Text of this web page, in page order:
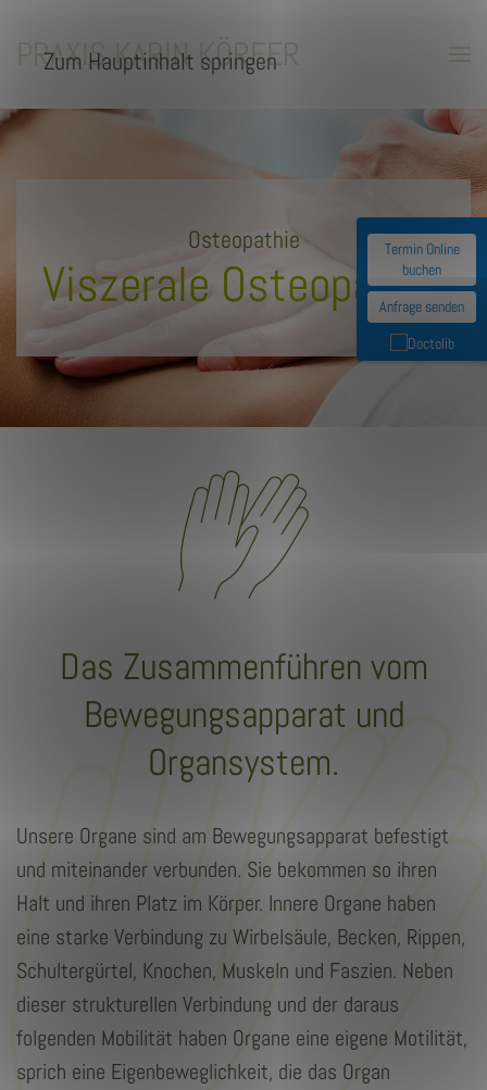
Zum Hauptinhalt springen
PRAXIS KARIN KÖRFER
Osteopathie
Viszerale Osteopathie
Das Zusammenführen vom
Bewegungsapparat und
Organsystem.
Unsere Organe sind am Bewegungsapparat befestigt
und miteinander verbunden. Sie bekommen so ihren
Halt und ihren Platz im Körper. Innere Organe haben
eine starke Verbindung zu Wirbelsäule, Becken, Rippen,
Schultergürtel, Knochen, Muskeln und Faszien. Neben
dieser strukturellen Verbindung und der daraus
folgenden Mobilität haben Organe eine eigene Motilität,
sprich eine Eigenbeweglichkeit, die das Organ
Termin Online
buchen
Anfrage senden